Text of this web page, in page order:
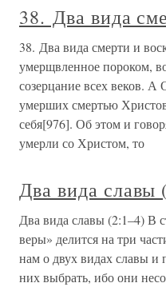
38. Два вида
38. Два вида смерти и
умерщвленное пороком,
созерцание всех веков.
умерших смертью
себя[976]. Об этом и
умерли со Христом, то
Два вида славы
Два вида славы (2:1–4) В
веры» делится на три
нам о двух видах славы и
них выбрать, ибо они